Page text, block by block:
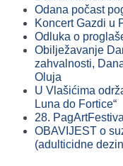
Odana počast
Koncert Gazdi u
Odluka o
Obilježavanje
zahvalnosti,
Oluja
U Vlašićima
Luna do Fortice“
28.
OBAVIJEST o
(adulticidne